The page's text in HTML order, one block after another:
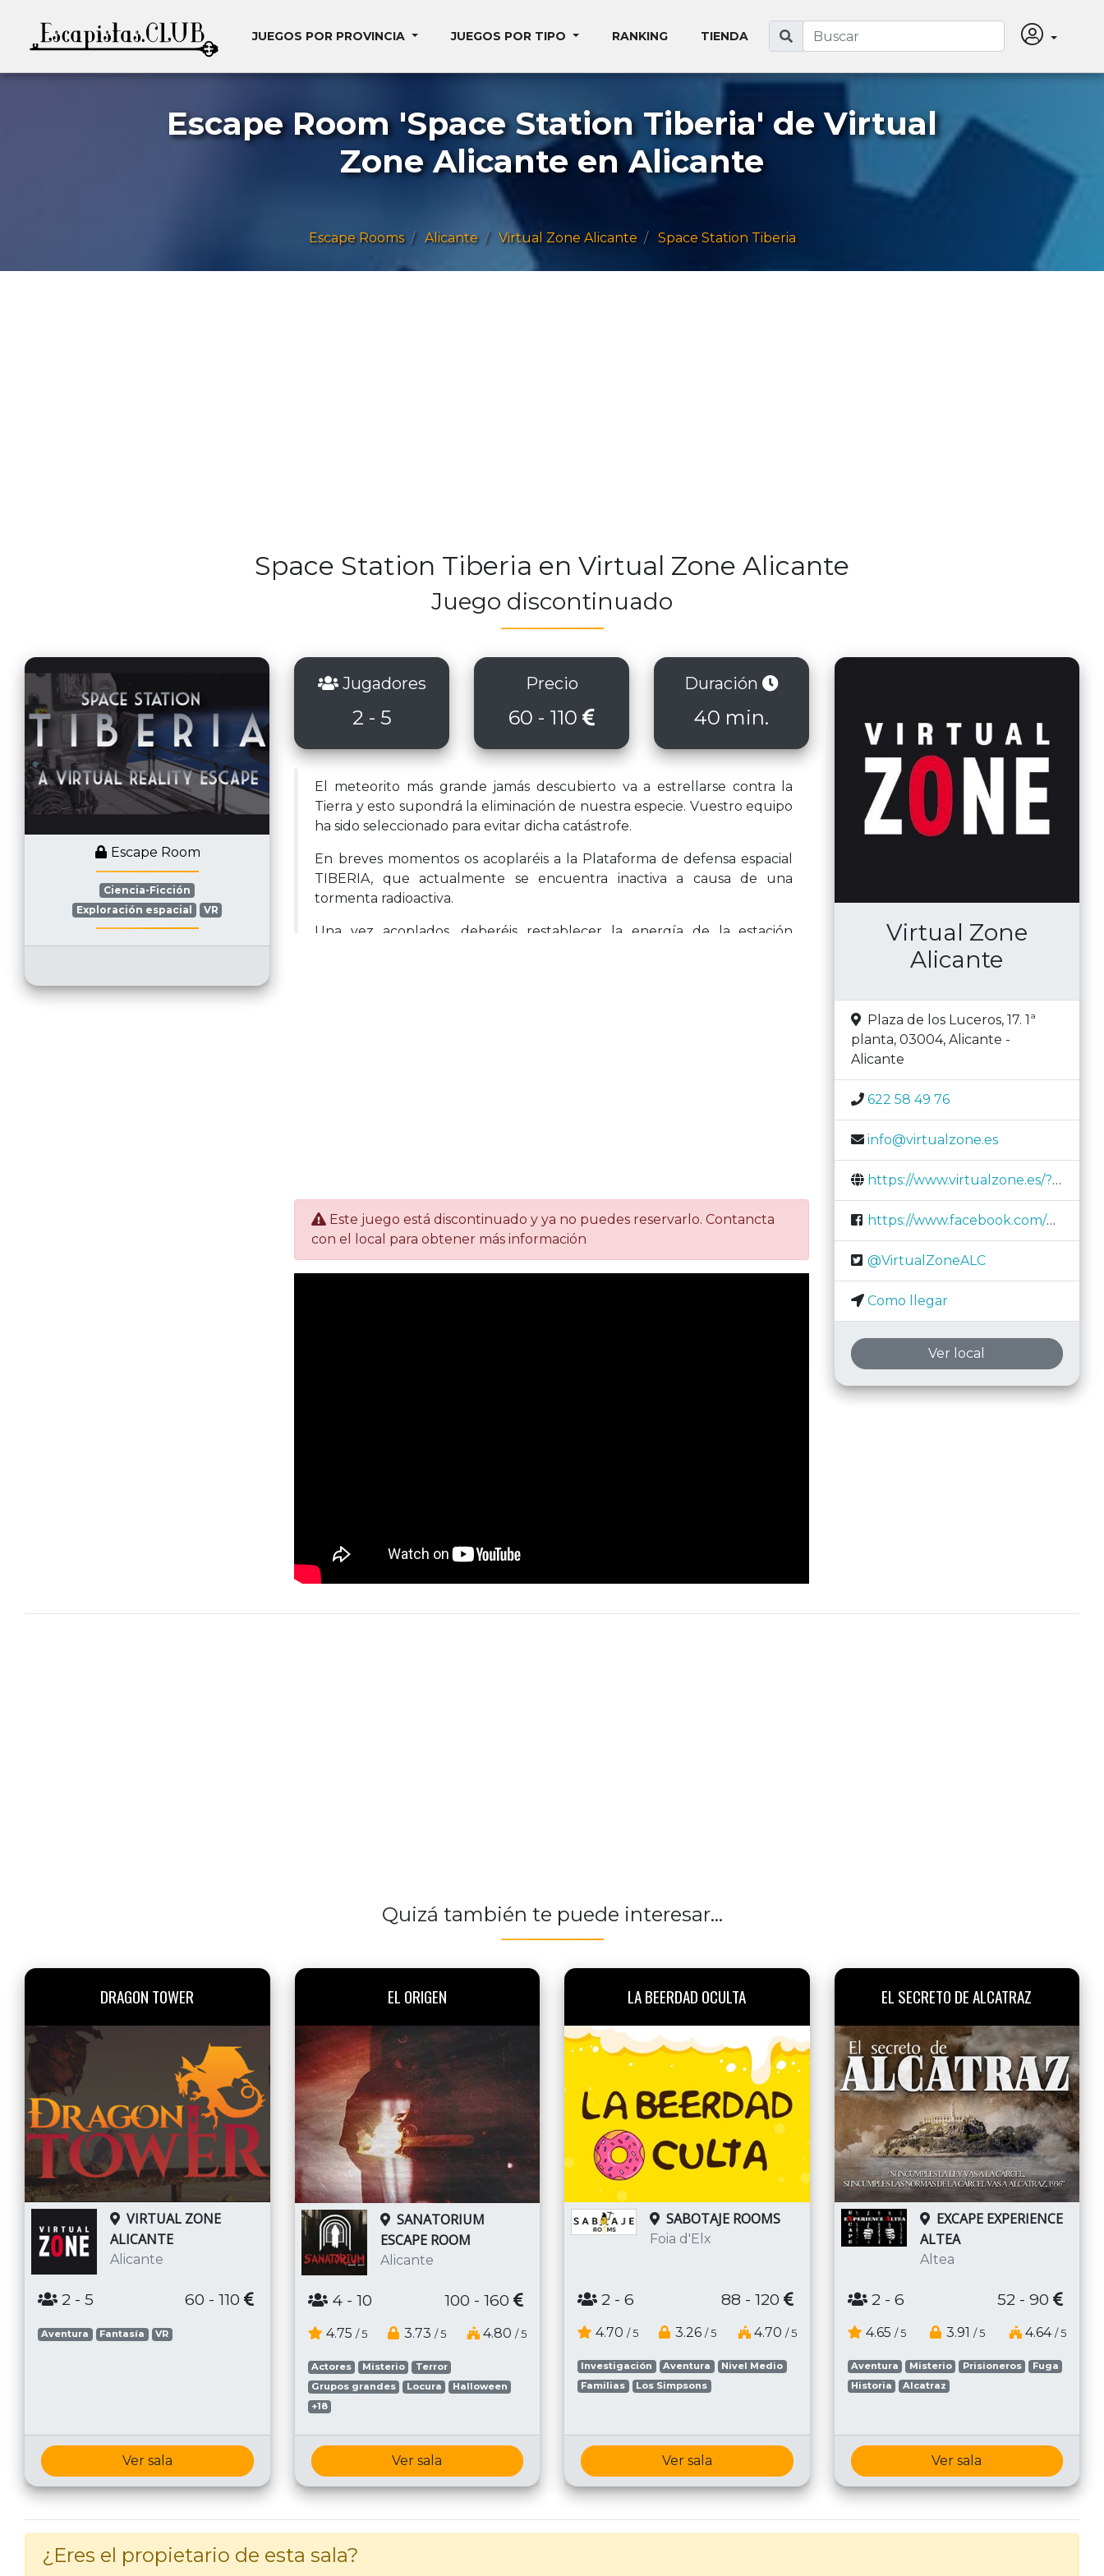
JUEGOS POR PROVINCIA JUEGOS POR TIPO RANKING TIENDA
Escape Room 'Space Station Tiberia' de Virtual
Zone Alicante en Alicante
Escape Rooms Alicante Virtual Zone Alicante Space Station Tiberia
Space Station Tiberia en Virtual Zone Alicante
Juego discontinuado
Escape Room
Ciencia-Ficción
Exploración espacial
VR
Jugadores
2 - 5
Precio
60 - 110
Duración
40 min.
El meteorito más grande jamás descubierto va a estrellarse contra la
Tierra y esto supondrá la eliminación de nuestra especie. Vuestro equipo
ha sido seleccionado para evitar dicha catástrofe.
En breves momentos os acoplaréis a la Plataforma de defensa espacial
TIBERIA, que actualmente se encuentra inactiva a causa de una
tormenta radioactiva.
Una vez acoplados, deberéis restablecer la energía de la estación
Este juego está discontinuado y ya no puedes reservarlo. Contancta
con el local para obtener más información
Virtual Zone
Alicante
Plaza de los Luceros, 17. 1ª
planta, 03004, Alicante -
Alicante
622 58 49 76
info@virtualzone.es
https://www.virtualzone.es/?utm=ec
https://www.facebook.com/VirtualZoneAlicante/
@VirtualZoneALC
Como llegar
Ver local
Quizá también te puede interesar...
DRAGON TOWER
VIRTUAL ZONE
ALICANTE
Alicante
2 - 5 60 - 110
Aventura Fantasía VR
Ver sala
EL ORIGEN
SANATORIUM
ESCAPE ROOM
Alicante
4- 10 100 - 160
4.75 / 5 3.73 / 5 4.80 / 5
Actores Misterio
Terror
Grupos grandes
Locura
Halloween
+18
Ver sala
LA BEERDAD OCULTA
SABOTAJE ROOMS
Foia d'Elx
2 - 6 88 - 120
4.70 / 5 3.26/ 5 4.70 / 5
Investigación Aventura
Nivel Medio
Familias
Los Simpsons
Ver sala
EL SECRETO DE ALCATRAZ
EXCAPE EXPERIENCE
ALTEA
Altea
2 - 6 52 - 90
4.65 / 5 3.91 / 5 4.64 / 5
Aventura Misterio Prisioneros
Fuga
Historia
Alcatraz
Ver sala
¿Eres el propietario de esta sala?